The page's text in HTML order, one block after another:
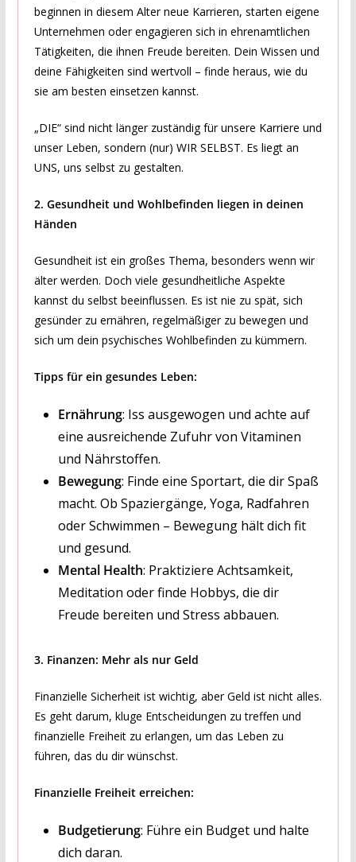
beginnen in diesem Alter neue Karrieren, starten eigene
Unternehmen oder engagieren sich in ehrenamtlichen
Tätigkeiten, die ihnen Freude bereiten. Dein Wissen und
deine Fähigkeiten sind wertvoll – finde heraus, wie du
sie am besten einsetzen kannst.
„DIE“ sind nicht länger zuständig für unsere Karriere und
unser Leben, sondern (nur) WIR SELBST. Es liegt an
UNS, uns selbst zu gestalten.
2. Gesundheit und Wohlbefinden liegen in deinen
Händen
Gesundheit ist ein großes Thema, besonders wenn wir
älter werden. Doch viele gesundheitliche Aspekte
kannst du selbst beeinflussen. Es ist nie zu spät, sich
gesünder zu ernähren, regelmäßiger zu bewegen und
sich um dein psychisches Wohlbefinden zu kümmern.
Tipps für ein gesundes Leben:
Ernährung: Iss ausgewogen und achte auf
eine ausreichende Zufuhr von Vitaminen
und Nährstoffen.
Bewegung: Finde eine Sportart, die dir Spaß
macht. Ob Spaziergänge, Yoga, Radfahren
oder Schwimmen – Bewegung hält dich fit
und gesund.
Mental Health: Praktiziere Achtsamkeit,
Meditation oder finde Hobbys, die dir
Freude bereiten und Stress abbauen.
3. Finanzen: Mehr als nur Geld
Finanzielle Sicherheit ist wichtig, aber Geld ist nicht alles.
Es geht darum, kluge Entscheidungen zu treffen und
finanzielle Freiheit zu erlangen, um das Leben zu
führen, das du dir wünschst.
Finanzielle Freiheit erreichen:
Budgetierung: Führe ein Budget und halte
dich daran.